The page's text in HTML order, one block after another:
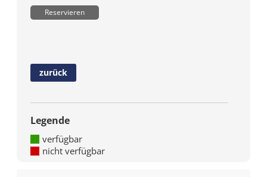
Reservieren
zurück
Legende
verfügbar
nicht verfügbar